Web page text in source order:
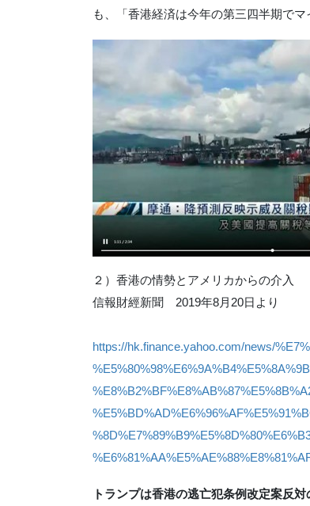
も、「香港経済は今年の第三四半期で
２）‎香港の情勢とアメリカからの介入
信報財經新聞 2019年8月20日より
https://hk.finance.yahoo.com/news/
トランプは香港の逃亡犯条例改定案反